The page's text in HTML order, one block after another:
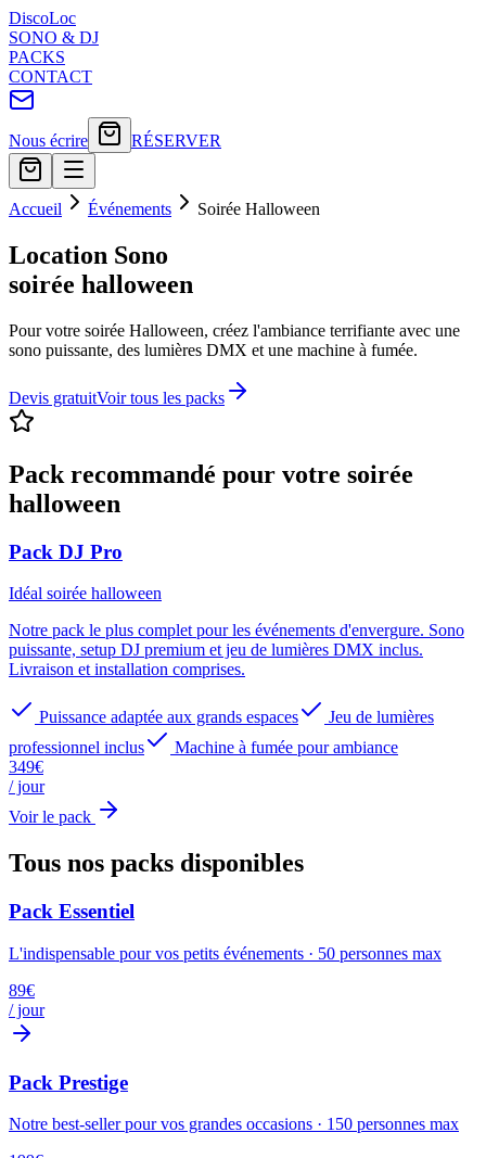
DiscoLoc
SONO & DJ
PACKS
CONTACT
Nous écrire RÉSERVER
Accueil Événements Soirée Halloween
Location Sono
soirée halloween
Pour votre soirée Halloween, créez l'ambiance terrifiante avec une
sono puissante, des lumières DMX et une machine à fumée.
Devis gratuitVoir tous les packs
Pack recommandé pour votre soirée
halloween
Pack DJ Pro
Idéal soirée halloween
Notre pack le plus complet pour les événements d'envergure. Sono
puissante, setup DJ premium et jeu de lumières DMX inclus.
Livraison et installation comprises.
Puissance adaptée aux grands espaces
Jeu de lumières
professionnel inclus
Machine à fumée pour ambiance
349€
/ jour
Voir le pack
Tous nos packs disponibles
Pack Essentiel
L'indispensable pour vos petits événements · 50 personnes max
89€
/ jour
Pack Prestige
Notre best-seller pour vos grandes occasions · 150 personnes max